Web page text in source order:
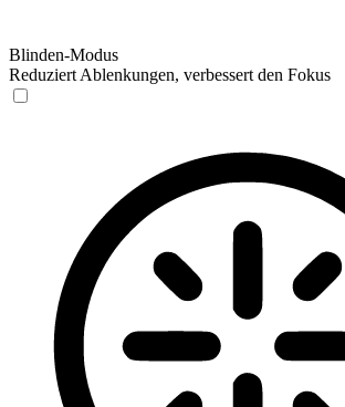
Blinden-Modus
Reduziert Ablenkungen, verbessert den Fokus